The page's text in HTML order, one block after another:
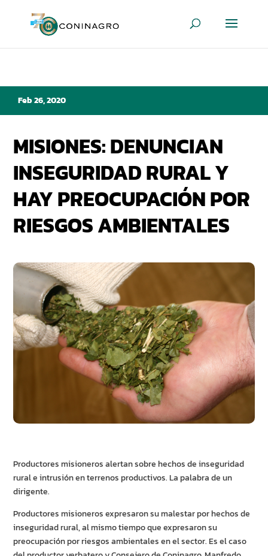
Feb 26, 2020
MISIONES: DENUNCIAN
INSEGURIDAD RURAL Y
HAY PREOCUPACIÓN POR
RIESGOS AMBIENTALES
Productores misioneros alertan sobre hechos de inseguridad
rural e intrusión en terrenos productivos. La palabra de un
dirigente.
Productores misioneros expresaron su malestar por hechos de
inseguridad rural, al mismo tiempo que expresaron su
preocupación por riesgos ambientales en el sector. Es el caso